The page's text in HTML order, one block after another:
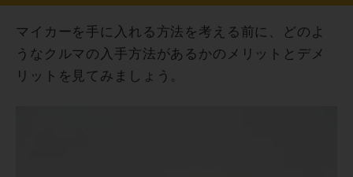
マイカーを手に入れる方法を考える前に、どのよ
うなクルマの入手方法があるかのメリットとデメ
リットを見てみましょう。